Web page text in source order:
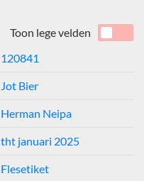
Toon lege velden
120841
Jot Bier
Herman Neipa
tht januari 2025
Flesetiket